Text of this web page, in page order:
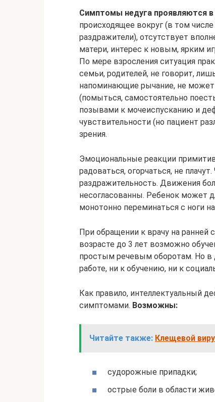
Симптомы недуга проявляются в
происходящее вокруг (в том
раздражители), отсутствует
матери, интерес к новым, ярким
По мере взросления ситуация
семьи, родителей, не говорит,
напоминающие рычание, не
(помыться, самостоятельно
позывами к мочеиспусканию и
чувствительности (но пациент
зрения.
Эмоциональные реакции
радоваться, огорчаться, не
раздражительность. Движения
несогласованны. Ребенок может
монотонно переминаться с ноги
При обращении к врачу на ранней
возрасте до 3 лет возможно
простым речевым оборотам. Но в
работе, ни к обучению, ни к
Как правило, интеллектуальный
симптомами. Возможны:
Читайте также: Клещевой
судорожные припадки;
острые боли в области